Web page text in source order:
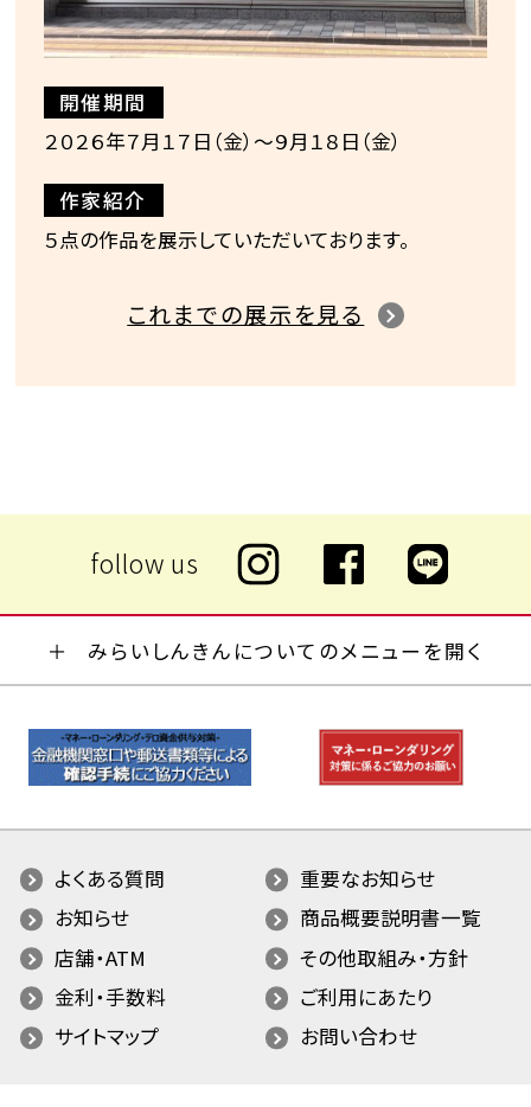
開催期間
２０２６年７月１７日（金）〜９月１８日（金）
作家紹介
５点の作品を展示していただいております。
これまでの展示を見る
みらいしんきんについてのメニューを開く
よくある質問
重要なお知らせ
お知らせ
商品概要説明書一覧
店舗・ATM
その他取組み・方針
金利・手数料
ご利用にあたり
サイトマップ
お問い合わせ